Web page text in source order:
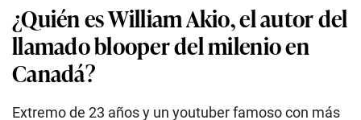
¿Quién es William Akio, el autor del
llamado blooper del milenio en
Canadá?
Extremo de 23 años y un youtuber famoso con más